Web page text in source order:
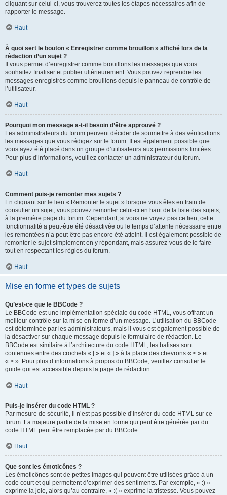
cliquant sur celui-ci, vous trouverez toutes les étapes nécessaires afin de
rapporter le message.
Haut
À quoi sert le bouton « Enregistrer comme brouillon » affiché lors de la
rédaction d’un sujet ?
Il vous permet d’enregistrer comme brouillons les messages que vous
souhaitez finaliser et publier ultérieurement. Vous pouvez reprendre les
messages enregistrés comme brouillons depuis le panneau de contrôle de
l’utilisateur.
Haut
Pourquoi mon message a-t-il besoin d’être approuvé ?
Les administrateurs du forum peuvent décider de soumettre à des vérifications
les messages que vous rédigez sur le forum. Il est également possible que
vous ayez été placé dans un groupe d’utilisateurs aux permissions limitées.
Pour plus d’informations, veuillez contacter un administrateur du forum.
Haut
Comment puis-je remonter mes sujets ?
En cliquant sur le lien « Remonter le sujet » lorsque vous êtes en train de
consulter un sujet, vous pouvez remonter celui-ci en haut de la liste des sujets,
à la première page du forum. Cependant, si vous ne voyez pas ce lien, cette
fonctionnalité a peut-être été désactivée ou le temps d’attente nécessaire entre
les remontées n’a peut-être pas encore été atteint. Il est également possible de
remonter le sujet simplement en y répondant, mais assurez-vous de le faire
tout en respectant les règles du forum.
Haut
Mise en forme et types de sujets
Qu’est-ce que le BBCode ?
Le BBCode est une implémentation spéciale du code HTML, vous offrant un
meilleur contrôle sur la mise en forme d’un message. L’utilisation du BBCode
est déterminée par les administrateurs, mais il vous est également possible de
la désactiver sur chaque message depuis le formulaire de rédaction. Le
BBCode est similaire à l’architecture du code HTML, les balises sont
contenues entre des crochets « [ » et « ] » à la place des chevrons « < » et
« > ». Pour plus d’informations à propos du BBCode, veuillez consulter le
guide qui est accessible depuis la page de rédaction.
Haut
Puis-je insérer du code HTML ?
Par mesure de sécurité, il n’est pas possible d’insérer du code HTML sur ce
forum. La majeure partie de la mise en forme qui peut être générée par du
code HTML peut être remplacée par du BBCode.
Haut
Que sont les émoticônes ?
Les émoticônes sont de petites images qui peuvent être utilisées grâce à un
code court et qui permettent d’exprimer des sentiments. Par exemple, « :) »
exprime la joie, alors qu’au contraire, « :( » exprime la tristesse. Vous pouvez